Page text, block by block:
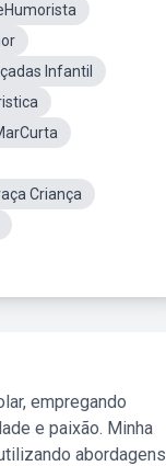
Infantil
Criança
empregando
e paixão. Minha
abordagens